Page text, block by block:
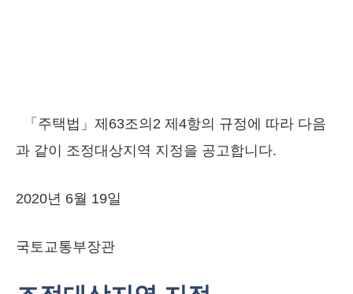
「주택법」제63조의2 제4항의 규정에 따라 다음
과 같이 조정대상지역 지정을 공고합니다.
2020년 6월 19일
국토교통부장관